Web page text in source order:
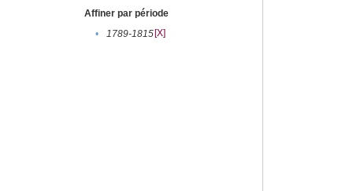
Affiner par période
•
1789-1815[X]